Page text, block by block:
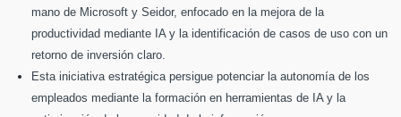
mano de Microsoft y Seidor, enfocado en la mejora de la
productividad mediante IA y la identificación de casos de uso con un
retorno de inversión claro.
Esta iniciativa estratégica persigue potenciar la autonomía de los
empleados mediante la formación en herramientas de IA y la